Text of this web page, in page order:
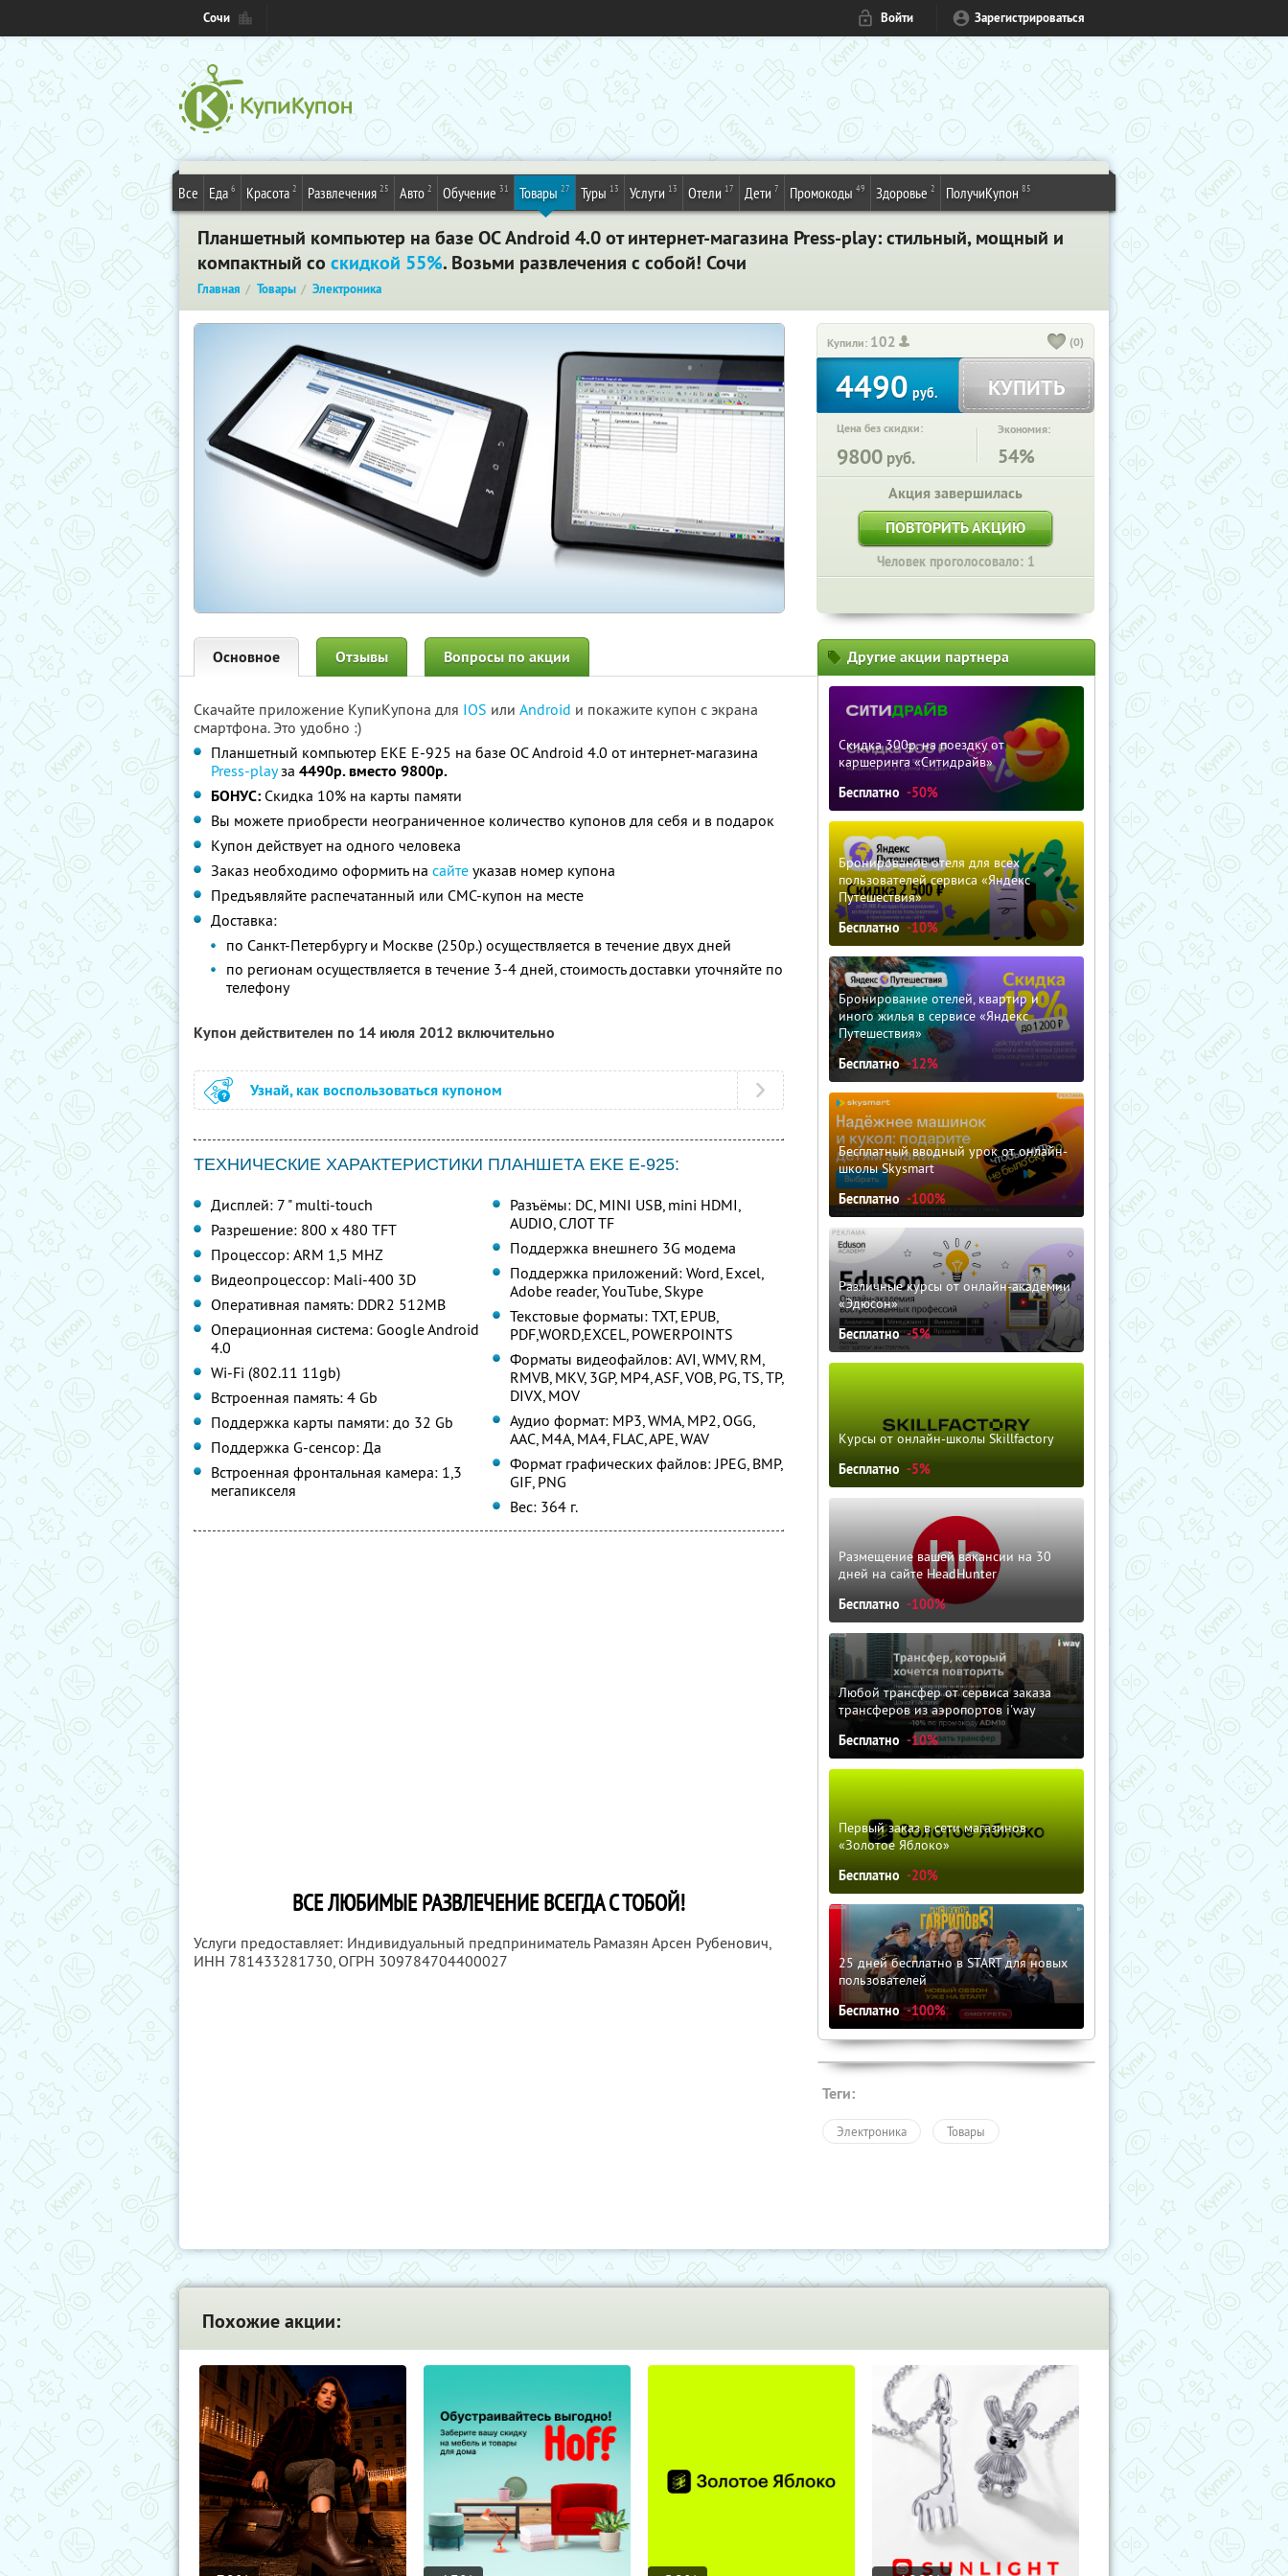
Сочи Войти Зарегистрироваться
Все Еда 6 Красота 2 Развлечения 25 Авто 2 Обучение 31 Товары 27 Туры 13 Услуги 13 Отели 17 Дети 7 Промокоды 49 Здоровье 2 ПолучиКупон 85
Планшетный компьютер на базе ОС Android 4.0 от интернет-магазина Press-play: стильный, мощный и
компактный со скидкой 55%. Возьми развлечения с собой! Сочи
Главная Товары Электроника
Купили: 102 (0)
4490руб. КУПИТЬ
Цена без скидки:
9800 руб.
Экономия:
54%
Акция завершилась
ПОВТОРИТЬ АКЦИЮ
Человек проголосовало: 1
Основное Отзывы Вопросы по акции
Скачайте приложение КупиКупона для IOS или Android и покажите купон с экрана
смартфона. Это удобно :)
Планшетный компьютер EKE E-925 на базе ОС Android 4.0 от интернет-магазина
Press-playза 4490р. вместо 9800р.
БОНУС: Скидка 10% на карты памяти
Вы можете приобрести неограниченное количество купонов для себя и в подарок
Купон действует на одного человека
Заказ необходимо оформить на сайте указав номер купона
Предъявляйте распечатанный или СМС-купон на месте
Доставка:
по Санкт-Петербургу и Москве (250р.) осуществляется в течение двух дней
по регионам осуществляется в течение 3-4 дней, стоимость доставки уточняйте по
телефону
Купон действителен по 14 июля 2012 включительно
Узнай, как воспользоваться купоном
ТЕХНИЧЕСКИЕ ХАРАКТЕРИСТИКИ ПЛАНШЕТА EKE E-925:
Дисплей: 7 " multi-touch
Разрешение: 800 x 480 TFT
Процессор: ARM 1,5 MHZ
Видеопроцессор: Mali-400 3D
Оперативная память: DDR2 512MB
Операционная система: Google Android
4.0
Wi-Fi (802.11 11gb)
Встроенная память: 4 Gb
Поддержка карты памяти: до 32 Gb
Поддержка G-сенсор: Да
Встроенная фронтальная камера: 1,3
мегапикселя
Разъёмы: DC, MINI USB, mini HDMI,
AUDIO, СЛОТ TF
Поддержка внешнего 3G модема
Поддержка приложений: Word, Excel,
Adobe reader, YouTube, Skype
Текстовые форматы: TXT, EPUB,
PDF,WORD,EXCEL, POWERPOINTS
Форматы видеофайлов: AVI, WMV, RM,
RMVB, MKV, 3GP, MP4, ASF, VOB, PG, TS, TP,
DIVX, MOV
Аудио формат: MP3, WMA, MP2, OGG,
AAC, M4A, MA4, FLAC, APE, WAV
Формат графических файлов: JPEG, BMP,
GIF, PNG
Вес: 364 г.
ВСЕ ЛЮБИМЫЕ РАЗВЛЕЧЕНИЕ ВСЕГДА С ТОБОЙ!
Услуги предоставляет: Индивидуальный предприниматель Рамазян Арсен Рубенович,
ИНН 781433281730, ОГРН 309784704400027
Другие акции партнера
Скидка 300р. на поездку от
каршеринга «Ситидрайв»
Бесплатно -50%
Бронирование отеля для всех
пользователей сервиса «Яндекс
Путешествия»
Бесплатно -10%
Бронирование отелей, квартир и
иного жилья в сервисе «Яндекс
Путешествия»
Бесплатно -12%
Бесплатный вводный урок от онлайн-
школы Skysmart
Бесплатно -100%
Различные курсы от онлайн-академии
«Эдюсон»
Бесплатно -5%
Курсы от онлайн-школы Skillfactory
Бесплатно -5%
Размещение вашей вакансии на 30
дней на сайте HeadHunter
Бесплатно -100%
Любой трансфер от сервиса заказа
трансферов из аэропортов i'way
Бесплатно -10%
Первый заказ в сети магазинов
«Золотое Яблоко»
Бесплатно -20%
25 дней бесплатно в START для новых
пользователей
Бесплатно -100%
Теги:
Электроника Товары
Похожие акции: